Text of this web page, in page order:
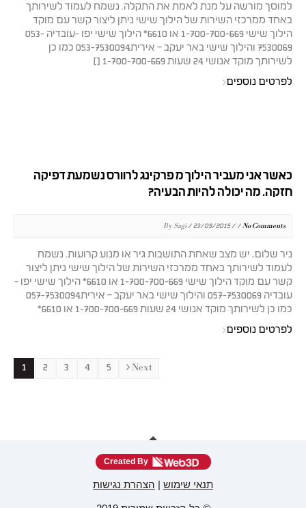
למוסך מורשה על מנת לאמת את התקלה. נשמח לעמוד לשירותך
באחד ממרכזי השירות של הילוך שישי ניתן ליצור קשר עם מוקד
הילוך שישי 1-700-700-669 או 6610* הילוך שישי יפו -עובדיה 053-
7530069 והילוך שישי באר יעקב – אירית053-7530094 כמו כן
לשירותך מוקד אנושי 24 שעות 1-700-700-669 […]
לפרטים נוספים
כאשר אני מעביר הילוך מ פרקינג לרוורס נשמעת דפיקה
חזקה. מה יכולה להיות הבעיה?
By Sagi / 23/09/2015 / /No Comments
ניר שלום, יש מצב שאחת התושבות גיר או מנוע קרועות. נשמח
לעמוד לשירותך באחד ממרכזי השירות של הילוך שישי ניתן ליצור
קשר עם מוקד הילוך שישי 1-700-700-669 או 6610* הילוך שישי יפו -
עובדיה 057-7530069 והילוך שישי באר יעקב – אירית057-7530094
כמו כן לשירותך מוקד אנושי 24 שעות 1-700-700-669 או 6610*
לפרטים נוספים
1 2 3 4 5 Next
Created By
תנאי שימוש | הצהרת נגישות